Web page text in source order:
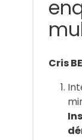
Cris